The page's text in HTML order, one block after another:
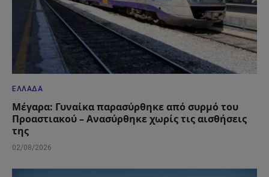
ΕΛΛΆΔΑ
Μέγαρα: Γυναίκα παρασύρθηκε από συρμό του
Προαστιακού – Ανασύρθηκε χωρίς τις αισθήσεις
της
02/08/2026